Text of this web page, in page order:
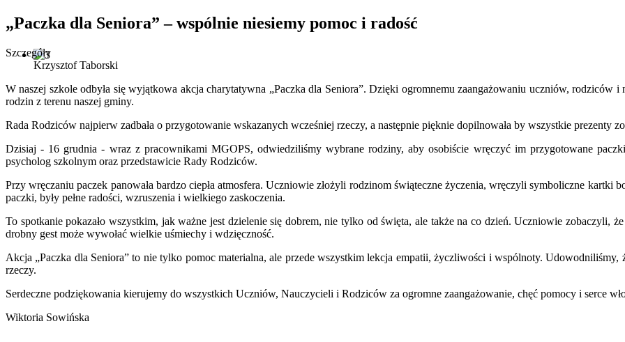
„Paczka dla Seniora” – wspólnie niesiemy pomoc i radość
Szczegóły
Krzysztof Taborski
W naszej szkole odbyła się wyjątkowa akcja charytatywna „Paczka dla Seniora”. Dzięki ogromnemu zaangażowaniu uczniów, rodziców
rodzin z terenu naszej gminy.
Rada Rodziców najpierw zadbała o przygotowanie wskazanych wcześniej rzeczy, a następnie pięknie dopilnowała by wszystkie prezenty
Dzisiaj - 16 grudnia - wraz z pracownikami MGOPS, odwiedziliśmy wybrane rodziny, aby osobiście wręczyć im przygotowane
psycholog szkolnym oraz przedstawicie Rady Rodziców.
Przy wręczaniu paczek panowała bardzo ciepła atmosfera. Uczniowie złożyli rodzinom świąteczne życzenia, wręczyli symboliczne kartki
paczki, były pełne radości, wzruszenia i wielkiego zaskoczenia.
To spotkanie pokazało wszystkim, jak ważne jest dzielenie się dobrem, nie tylko od święta, ale także na co dzień. Uczniowie zobaczyli,
drobny gest może wywołać wielkie uśmiechy i wdzięczność.
Akcja „Paczka dla Seniora” to nie tylko pomoc materialna, ale przede wszystkim lekcja empatii, życzliwości i wspólnoty. Udowodniliśmy,
rzeczy.
Serdeczne podziękowania kierujemy do wszystkich Uczniów, Nauczycieli i Rodziców za ogromne zaangażowanie, chęć pomocy i serce
Wiktoria Sowińska